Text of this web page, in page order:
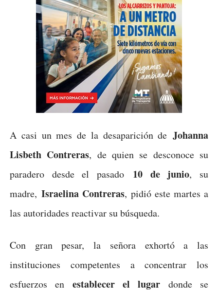
A casi un mes de la desaparición de Johanna
Lisbeth Contreras, de quien se desconoce su
paradero desde el pasado 10 de junio, su
madre,Israelina Contreras, pidió este martes a
las autoridades reactivar su búsqueda.
Con gran pesar, la señora exhortó a las
instituciones competentes a concentrar los
esfuerzos enestablecer el lugardonde se